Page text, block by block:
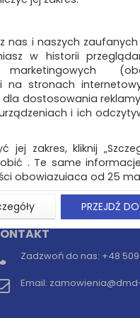
BRENNENSTUHL do
nocna do korytarza;
wraz z czujnikiem
diodami LED; nis...
Dostępność: TEL.
Zadzwoń do nas: +48 509
Email:
nas i naszych
w historii
na stronach
dostosowania
i ich
zakres, kliknij
. Te same
obowiązującą od 25
umożliwić
działanie naszej
na
o promocjach
zgoda której
ją w dowolnym
PRZEJDŹ